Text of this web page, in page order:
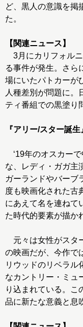
ど、黒人の意識を掲
た。
【関連ニュース】
3月にカリフォル
る事件が発生。さら
場にいたパトカーが
人種差別が問題に。
ティ番組での黒塗り
『アリー/スター誕
‘19年のオスカー
な、レディ・ガガ主
ガーランドやバーブ
度も映画化された古
にあえて名を連ねて
た時代的要素が描か
元々は女性がスタ
の映画だが、今作で
リウッドのリベラル
なカントリー・ミュ
り込まれている。こ
品に新たな意義と息